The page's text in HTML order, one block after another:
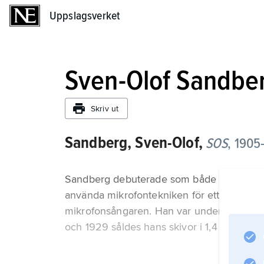
Uppslagsverket
Sven-Olof
Skriv ut
Sandberg, Sven-Olof, SOS,
Sandberg debuterade som både radio-
använda mikrofontekniken för ett intimt
mikrofonsångaren. Han var under
och 1929 såldes hans skivor i 1,4 miljoner